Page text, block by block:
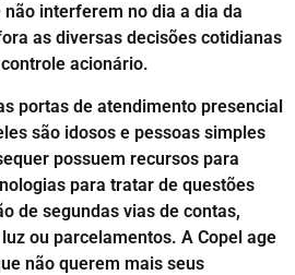
interferem no dia a dia da
as diversas decisões cotidianas
acionário.
portas de atendimento presencial
são idosos e pessoas simples
possuem recursos para
para tratar de questões
de segundas vias de contas,
ou parcelamentos. A Copel age
não querem mais seus